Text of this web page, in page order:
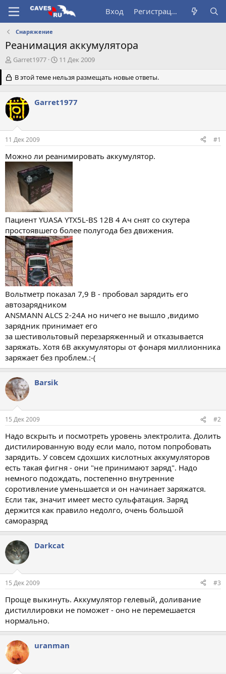
Вход Регистрация
Снаряжение
Реанимация аккумулятора
А
т
о
р
т
е
м
ы
Garret1977
Д
т
а
а
л
11 Дек 2009
В этой теме нельзя размещать новые ответы.
Garret1977
11 Дек 2009 #1
Можно ли реанимировать аккумулятор.
Пациент YUASA YTX5L-BS 12В 4 Ач снят со скутера
простоявшего более полугода без движения.
Вольтметр показал 7,9 В - пробовал зарядить его
автозарядником
ANSMANN ALCS 2-24A но ничего не вышло ,видимо
зарядник принимает его
за шестивольтовый перезаряженный и отказывается
заряжать. Хотя 6В аккумуляторы от фонаря миллионника
заряжает без проблем.:-(
Barsik
15 Дек 2009 #2
Надо вскрыть и посмотреть уровень электролита. Долить
дистилированную воду если мало, потом попробовать
зарядить. У совсем сдохших кислотных аккумуляторов
есть такая фигня - они "не принимают заряд". Надо
немного подождать, постепенно внутренние
соротивление уменьшается и он начинает заряжатся.
Если так, значит имеет место сульфатация. Заряд
держится как правило недолго, очень большой
саморазряд
Darkcat
15 Дек 2009 #3
Проще выкинуть. Аккумулятор гелевый, доливание
дистиллировки не поможет - оно не перемешается
нормально.
uranman